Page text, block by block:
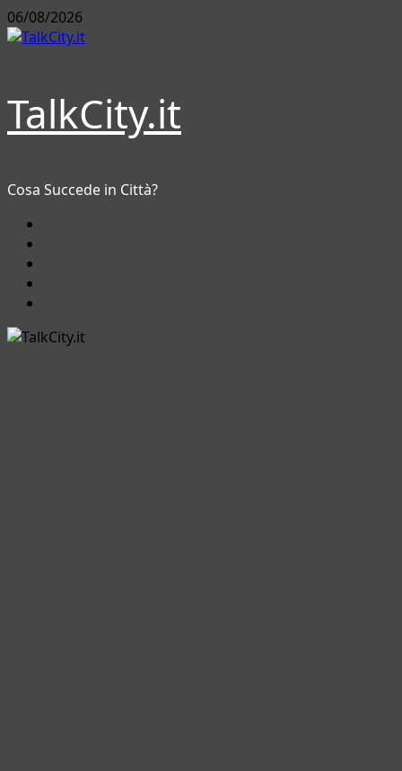
Vai
al
06/08/2026
TalkCity.it
Cosa Succede in Città?